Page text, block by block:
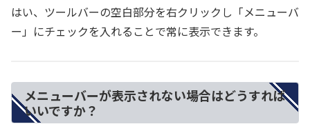
はい、ツールバーの空白部分を右クリックし「メニューバ
ー」にチェックを入れることで常に表示できます。
メニューバーが表示されない場合はどうすれば
いいですか？